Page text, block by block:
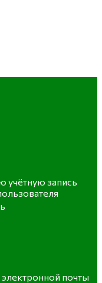
учётную запись
почты